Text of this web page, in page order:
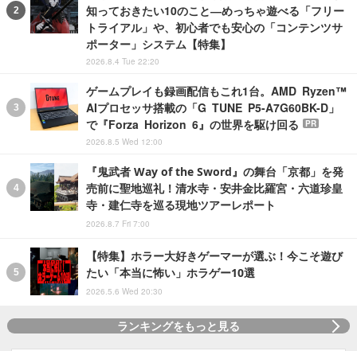
知っておきたい10のこと―めっちゃ遊べる「フリー
トライアル」や、初心者でも安心の「コンテンツサ
ポーター」システム【特集】
2026.8.4 Tue 22:20
ゲームプレイも録画配信もこれ1台。AMD Ryzen™
AIプロセッサ搭載の「G TUNE P5-A7G60BK-D」
で『Forza Horizon 6』の世界を駆け回る
PR
2026.8.5 Wed 12:00
『鬼武者 Way of the Sword』の舞台「京都」を発
売前に聖地巡礼！清水寺・安井金比羅宮・六道珍皇
寺・建仁寺を巡る現地ツアーレポート
2026.8.7 Fri 7:00
【特集】ホラー大好きゲーマーが選ぶ！今こそ遊び
たい「本当に怖い」ホラゲー10選
2026.5.6 Wed 20:30
ランキングをもっと見る